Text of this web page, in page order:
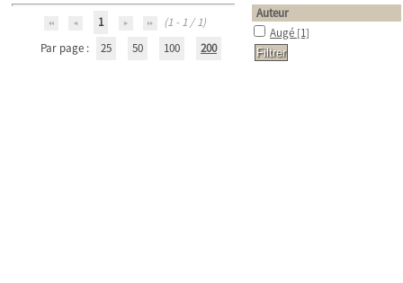
1
(1 - 1 / 1)
Par page :
25 50 100 200
Auteur
Augé [1]